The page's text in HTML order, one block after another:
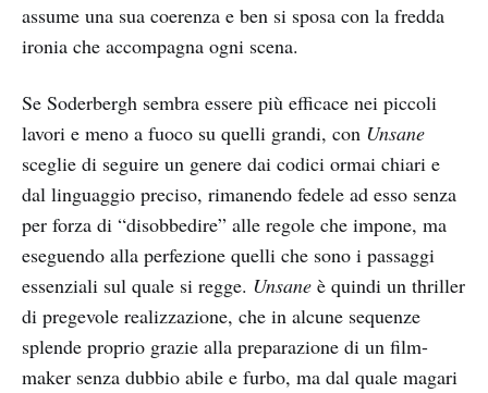
assume una sua coerenza e ben si sposa con la fredda
ironia che accompagna ogni scena.
Se Soderbergh sembra essere più efficace nei piccoli
lavori e meno a fuoco su quelli grandi, con Unsane
sceglie di seguire un genere dai codici ormai chiari e
dal linguaggio preciso, rimanendo fedele ad esso senza
per forza di “disobbedire” alle regole che impone, ma
eseguendo alla perfezione quelli che sono i passaggi
essenziali sul quale si regge. Unsane è quindi un thriller
di pregevole realizzazione, che in alcune sequenze
splende proprio grazie alla preparazione di un film-
maker senza dubbio abile e furbo, ma dal quale magari